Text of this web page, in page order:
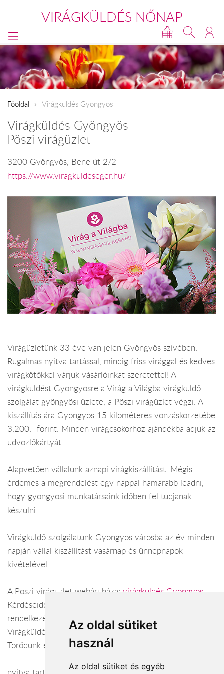
Az oldal sütiket
használ
Az oldal sütiket és egyéb
VIRÁGKÜLDÉS NŐNAP
Főoldal Virágküldés Gyöngyös
Virágküldés Gyöngyös
Pöszi virágüzlet
3200 Gyöngyös, Bene út 2/2
https://www.viragkuldeseger.hu/
Virágüzletünk 33 éve van jelen Gyöngyös szívében.
Rugalmas nyitva tartással, mindig friss virággal és kedves
virágkötőkkel várjuk vásárlóinkat szeretettel! A
virágküldést Gyöngyösre a Virág a Világba virágküldő
szolgálat gyöngyösi üzlete, a Pöszi virágüzlet végzi. A
kiszállítás ára Gyöngyös 15 kilométeres vonzáskörzetébe
3.200.- forint. Minden virágcsokorhoz ajándékba adjuk az
üdvözlőkártyát.
Alapvetően vállalunk aznapi virágkiszállítást. Mégis
érdemes a megrendelést egy nappal hamarabb leadni,
hogy gyöngyösi munkatársaink időben fel tudjanak
készülni.
Virágküldő szolgálatunk Gyöngyös városba az év minden
napján vállal kiszállítást vasárnap és ünnepnapok
kivételével.
A Pöszi virágüzlet webáruháza: virágküldés Gyöngyös
Kérdéseiddel kapcsolatban örömmel állunk
rendelkezésedre.
Virágküldés Gyöngyös
Törődünk egymással